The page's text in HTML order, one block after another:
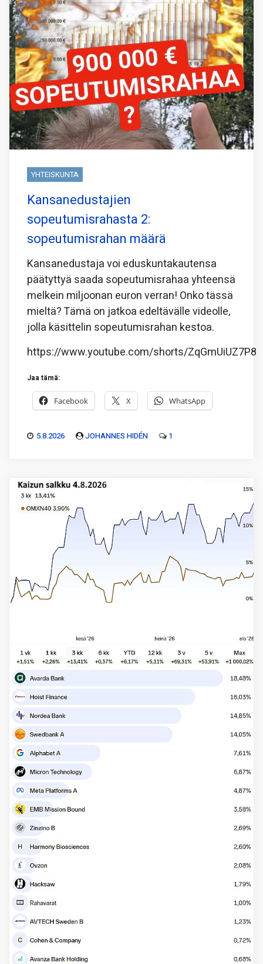
YHTEISKUNTA
Kansanedustajien
sopeutumisrahasta 2:
sopeutumisrahan määrä
Kansanedustaja voi eduskuntakautensa
päätyttyä saada sopeutumisrahaa yhteensä
melkein miljoonan euron verran! Onko tässä
mieltä? Tämä on jatkoa edeltävälle videolle,
jolla käsittelin sopeutumisrahan kestoa.
https://www.youtube.com/shorts/ZqGmUiUZ7P8
Jaa tämä:
Facebook X WhatsApp
5.8.2026 JOHANNES HIDÉN 1